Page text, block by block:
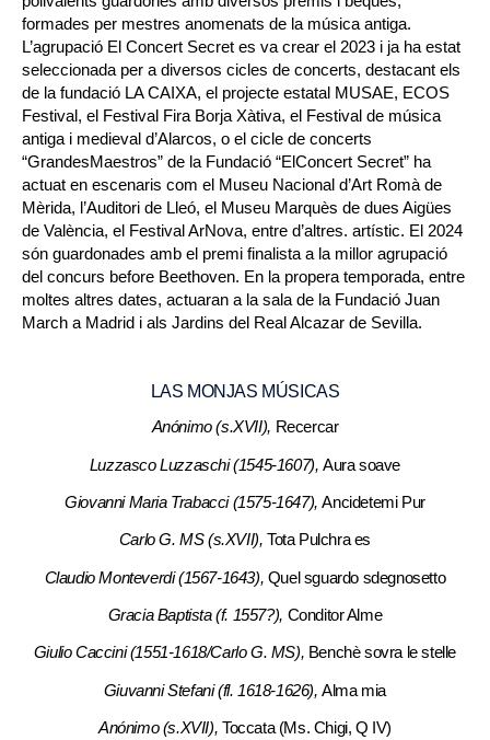
formades per mestres anomenats de la música antiga.
L’agrupació El Concert Secret es va crear el 2023 i ja ha estat
seleccionada per a diversos cicles de concerts, destacant els
de la fundació LA CAIXA, el projecte estatal MUSAE, ECOS
Festival, el Festival Fira Borja Xàtiva, el Festival de música
antiga i medieval d’Alarcos, o el cicle de concerts
“GrandesMaestros” de la Fundació “ElConcert Secret” ha
actuat en escenaris com el Museu Nacional d’Art Romà de
Mèrida, l’Auditori de Lleó, el Museu Marquès de dues Aigües
de València, el Festival ArNova, entre d’altres. artístic. El 2024
són guardonades amb el premi finalista a la millor agrupació
del concurs before Beethoven. En la propera temporada, entre
moltes altres dates, actuaran a la sala de la Fundació Juan
March a Madrid i als Jardins del Real Alcazar de Sevilla.
LAS MONJAS MÚSICAS
Anónimo (s.XVII), Recercar
Luzzasco Luzzaschi (1545-1607),Aura soave
Giovanni Maria Trabacci (1575-1647),Ancidetemi Pur
Carlo G. MS (s.XVII),Tota Pulchra es
Claudio Monteverdi (1567-1643), Quel sguardo sdegnosetto
Gracia Baptista (f. 1557?), Conditor Alme
Giulio Caccini (1551-1618/Carlo G. MS), Benchè sovra le stelle
Giuvanni Stefani (fl. 1618-1626),Alma mia
Anónimo (s.XVII), Toccata (Ms. Chigi, Q IV)